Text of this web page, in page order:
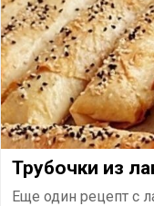
Трубочки из
Еще один рецепт с